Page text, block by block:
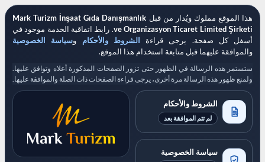
هذا الموقع مملوك ويُدار من قبل Mark Turizm İnşaat Gıda Danışmanlık
ve Organizasyon Ticaret Limited Şirketi. رابط اتفاقية الخدمة موجود في
أسفل كل صفحة. يرجى قراءة
الشروط والأحكام وسياسة الخصوصية
والموافقة عليهما قبل متابعة استخدام هذا الموقع.
ستستمر هذه الرسالة في الظهور حتى تزور الصفحات المذكورة أعلاه وتوافق عليها.
ولمنع ظهور هذه الرسالة مرة أخرى، يرجى قراءة الصفحات ذات الصلة والموافقة عليها.
الشروط والأحكام
لم تتم الموافقة بعد
سياسة الخصوصية
اتفاقية خدمات
الأطراف في الاتفاق
مركز تقديم طلبات التأشيرة
هذه هي المنظمة التي تحمل اسم Mark Turizm İnşaat Gıda
Danışmanlık ve Organizasyon Ticaret Limited Şirketi ومقرها